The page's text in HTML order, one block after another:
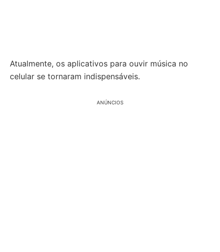
Atualmente, os aplicativos para ouvir música no
celular se tornaram indispensáveis.
ANÚNCIOS